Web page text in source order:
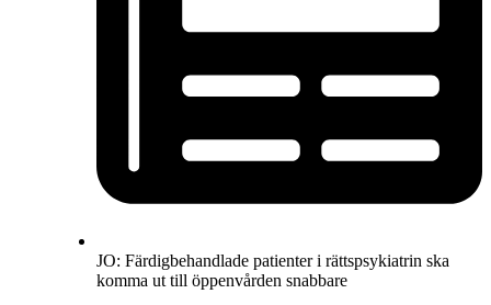
JO: Färdigbehandlade patienter i rättspsykiatrin ska
komma ut till öppenvården snabbare